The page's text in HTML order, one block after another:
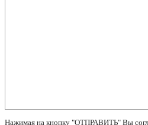
Нажимая на кнопку "ОТПРАВИТЬ" Вы